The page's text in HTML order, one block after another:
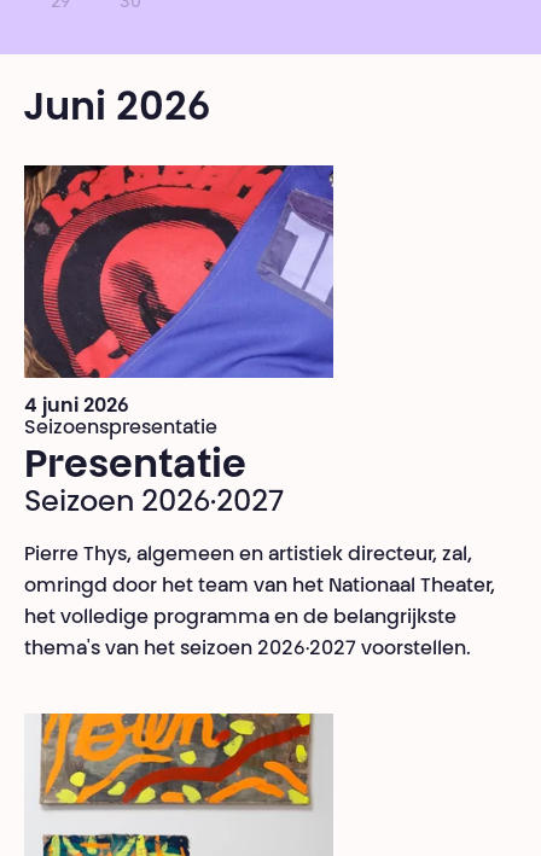
29 30
Juni 2026
4 juni 2026
Seizoenspresentatie
Presentatie
Seizoen 2026·2027
Pierre Thys, algemeen en artistiek directeur, zal,
omringd door het team van het Nationaal Theater,
het volledige programma en de belangrijkste
thema's van het seizoen 2026·2027 voorstellen.